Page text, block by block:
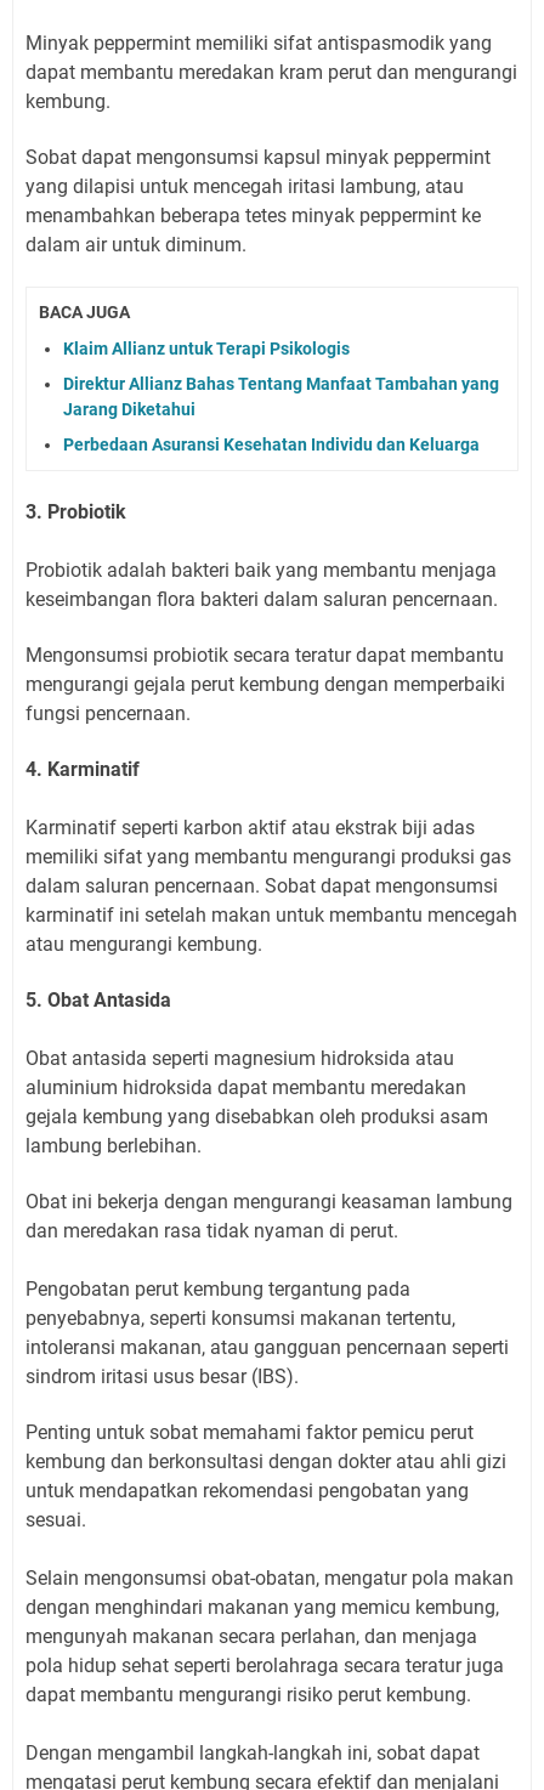
Minyak peppermint memiliki sifat antispasmodik yang
dapat membantu meredakan kram perut dan mengurangi
kembung.
Sobat dapat mengonsumsi kapsul minyak peppermint
yang dilapisi untuk mencegah iritasi lambung, atau
menambahkan beberapa tetes minyak peppermint ke
dalam air untuk diminum.
BACA JUGA
Klaim Allianz untuk Terapi Psikologis
Direktur Allianz Bahas Tentang Manfaat Tambahan yang
Jarang Diketahui
Perbedaan Asuransi Kesehatan Individu dan Keluarga
3. Probiotik
Probiotik adalah bakteri baik yang membantu menjaga
keseimbangan flora bakteri dalam saluran pencernaan.
Mengonsumsi probiotik secara teratur dapat membantu
mengurangi gejala perut kembung dengan memperbaiki
fungsi pencernaan.
4. Karminatif
Karminatif seperti karbon aktif atau ekstrak biji adas
memiliki sifat yang membantu mengurangi produksi gas
dalam saluran pencernaan. Sobat dapat mengonsumsi
karminatif ini setelah makan untuk membantu mencegah
atau mengurangi kembung.
5. Obat Antasida
Obat antasida seperti magnesium hidroksida atau
aluminium hidroksida dapat membantu meredakan
gejala kembung yang disebabkan oleh produksi asam
lambung berlebihan.
Obat ini bekerja dengan mengurangi keasaman lambung
dan meredakan rasa tidak nyaman di perut.
Pengobatan perut kembung tergantung pada
penyebabnya, seperti konsumsi makanan tertentu,
intoleransi makanan, atau gangguan pencernaan seperti
sindrom iritasi usus besar (IBS).
Penting untuk sobat memahami faktor pemicu perut
kembung dan berkonsultasi dengan dokter atau ahli gizi
untuk mendapatkan rekomendasi pengobatan yang
sesuai.
Selain mengonsumsi obat-obatan, mengatur pola makan
dengan menghindari makanan yang memicu kembung,
mengunyah makanan secara perlahan, dan menjaga
pola hidup sehat seperti berolahraga secara teratur juga
dapat membantu mengurangi risiko perut kembung.
Dengan mengambil langkah-langkah ini, sobat dapat
mengatasi perut kembung secara efektif dan menjalani